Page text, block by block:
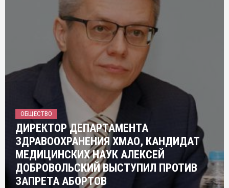
ОБЩЕСТВО
ДИРЕКТОР ДЕПАРТАМЕНТА
ЗДРАВООХРАНЕНИЯ ХМАО, КАНДИДАТ
МЕДИЦИНСКИХ НАУК АЛЕКСЕЙ
ДОБРОВОЛЬСКИЙ ВЫСТУПИЛ ПРОТИВ
ЗАПРЕТА АБОРТОВ